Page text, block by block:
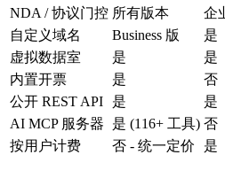
NDA / 协议门控 所有版本
企
自定义域名
Business 版
是
虚拟数据室
是
是
内置开票
是
否
公开 REST API
是
是
AI MCP 服务器
是 (116+ 工具) 否
按用户计费
否 - 统一定价 是